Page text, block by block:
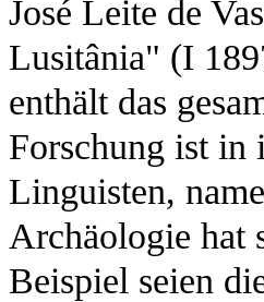
José Leite de
Lusitânia" (I
enthält das
Forschung ist
Linguisten,
Archäologie hat
Beispiel seien